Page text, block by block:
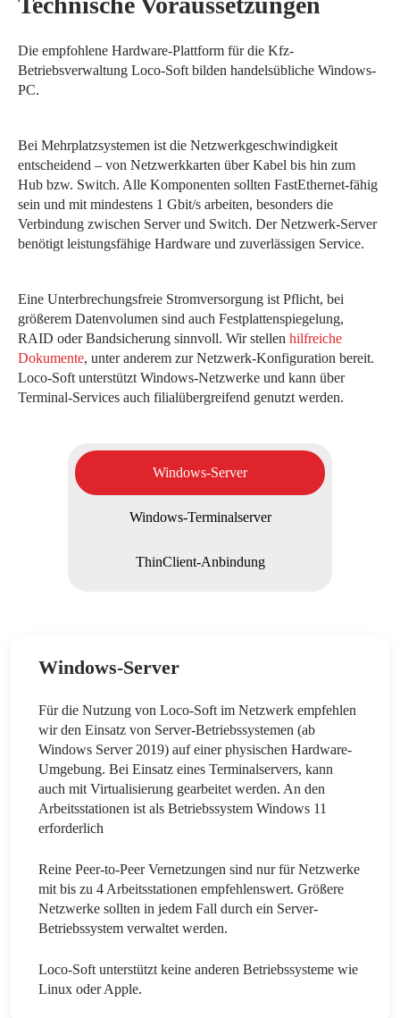
Die empfohlene Hardware-Plattform für die Kfz-
Betriebsverwaltung Loco-Soft bilden handelsübliche Windows-
PC.
Bei Mehrplatzsystemen ist die Netzwerkgeschwindigkeit
entscheidend – von Netzwerkkarten über Kabel bis hin zum
Hub bzw. Switch. Alle Komponenten sollten FastEthernet-fähig
sein und mit mindestens 1 Gbit/s arbeiten, besonders die
Verbindung zwischen Server und Switch. Der Netzwerk-Server
benötigt leistungsfähige Hardware und zuverlässigen Service.
Eine Unterbrechungsfreie Stromversorgung ist Pflicht, bei
größerem Datenvolumen sind auch Festplattenspiegelung,
RAID oder Bandsicherung sinnvoll. Wir stellen hilfreiche
Dokumente, unter anderem zur Netzwerk-Konfiguration bereit.
Loco-Soft unterstützt Windows-Netzwerke und kann über
Terminal-Services auch filialübergreifend genutzt werden.
Windows-Server
Windows-Terminalserver
ThinClient-Anbindung
Windows-Server
Für die Nutzung von Loco-Soft im Netzwerk empfehlen
wir den Einsatz von Server-Betriebssystemen (ab
Windows Server 2019) auf einer physischen Hardware-
Umgebung. Bei Einsatz eines Terminalservers, kann
auch mit Virtualisierung gearbeitet werden. An den
Arbeitsstationen ist als Betriebssystem Windows 11
erforderlich
Reine Peer-to-Peer Vernetzungen sind nur für Netzwerke
mit bis zu 4 Arbeitsstationen empfehlenswert. Größere
Netzwerke sollten in jedem Fall durch ein Server-
Betriebssystem verwaltet werden.
Loco-Soft unterstützt keine anderen Betriebssysteme wie
Linux oder Apple.